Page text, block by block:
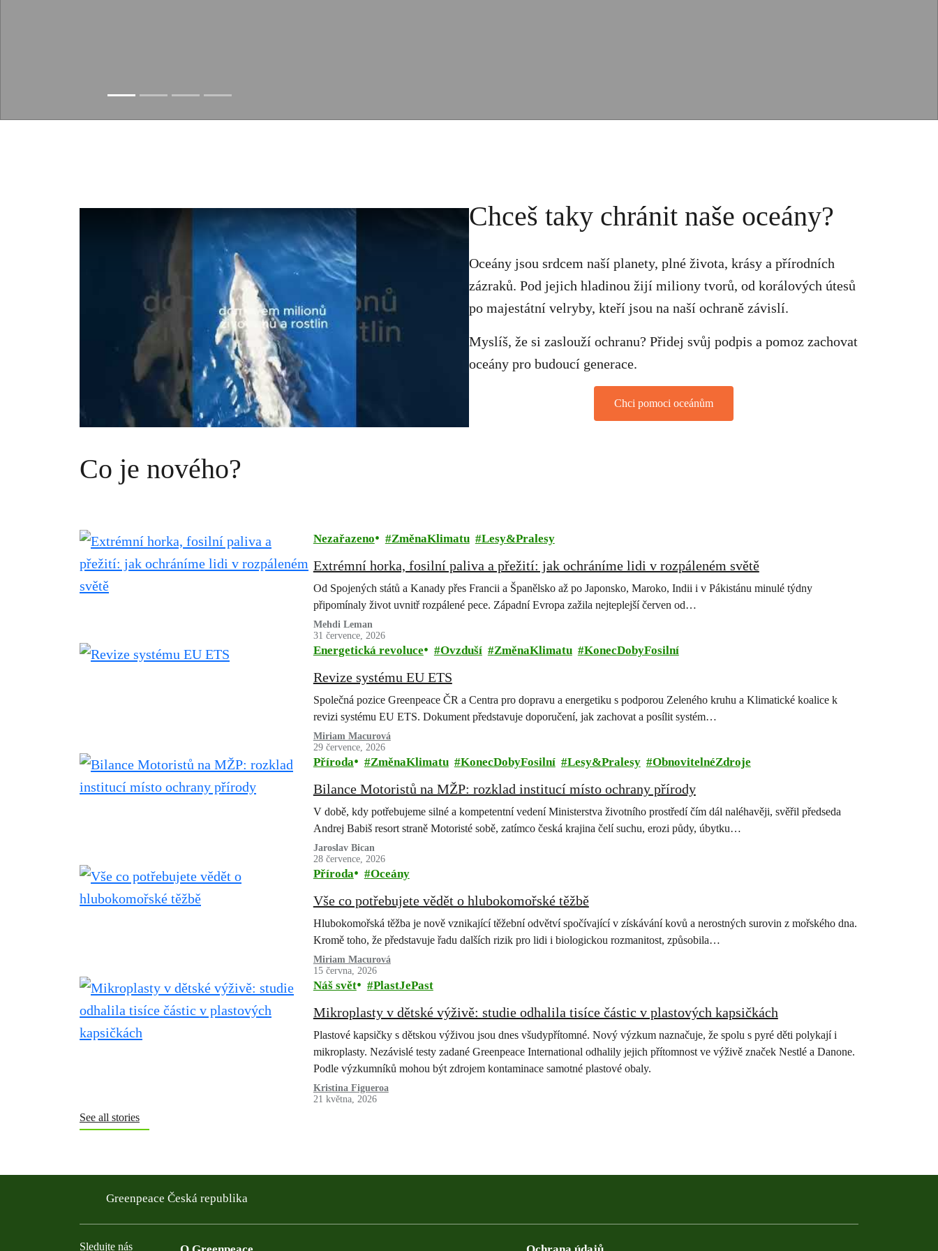
Chceš taky chránit naše oceány?
Oceány jsou srdcem naší planety, plné života, krásy a přírodních
zázraků. Pod jejich hladinou žijí miliony tvorů, od korálových útesů
po majestátní velryby, kteří jsou na naší ochraně závislí.
Myslíš, že si zaslouží ochranu? Přidej svůj podpis a pomoz zachovat
oceány pro budoucí generace.
Chci pomoci oceánům
Co je nového?
Nezařazeno ZměnaKlimatu Lesy&Pralesy
Extrémní horka, fosilní paliva a přežití: jak ochráníme lidi v rozpáleném světě
Od Spojených států a Kanady přes Francii a Španělsko až po Japonsko, Maroko, Indii i v Pákistánu minulé týdny
připomínaly život uvnitř rozpálené pece. Západní Evropa zažila nejteplejší červen od…
Mehdi Leman
31 července, 2026
Energetická revoluce Ovzduší ZměnaKlimatu KonecDobyFosilní
Revize systému EU ETS
Společná pozice Greenpeace ČR a Centra pro dopravu a energetiku s podporou Zeleného kruhu a Klimatické koalice k
revizi systému EU ETS. Dokument představuje doporučení, jak zachovat a posílit systém…
Miriam Macurová
29 července, 2026
Příroda ZměnaKlimatu KonecDobyFosilní Lesy&Pralesy ObnovitelnéZdroje
Bilance Motoristů na MŽP: rozklad institucí místo ochrany přírody
V době, kdy potřebujeme silné a kompetentní vedení Ministerstva životního prostředí čím dál naléhavěji, svěřil předseda
Andrej Babiš resort straně Motoristé sobě, zatímco česká krajina čelí suchu, erozi půdy, úbytku…
Jaroslav Bican
28 července, 2026
Příroda Oceány
Vše co potřebujete vědět o hlubokomořské těžbě
Hlubokomořská těžba je nově vznikající těžební odvětví spočívající v získávání kovů a nerostných surovin z mořského dna.
Kromě toho, že představuje řadu dalších rizik pro lidi i biologickou rozmanitost, způsobila…
Miriam Macurová
15 června, 2026
Náš svět PlastJePast
Mikroplasty v dětské výživě: studie odhalila tisíce částic v plastových kapsičkách
Plastové kapsičky s dětskou výživou jsou dnes všudypřítomné. Nový výzkum naznačuje, že spolu s pyré děti polykají i
mikroplasty. Nezávislé testy zadané Greenpeace International odhalily jejich přítomnost ve výživě značek Nestlé a Danone.
Podle výzkumníků mohou být zdrojem kontaminace samotné plastové obaly.
Kristina Figueroa
21 května, 2026
See all stories
Greenpeace Česká republika
Sledujte nás